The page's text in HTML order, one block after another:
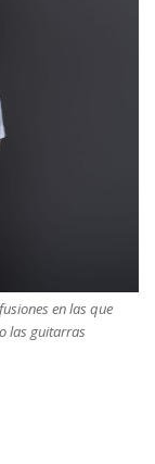
en las que
las guitarras